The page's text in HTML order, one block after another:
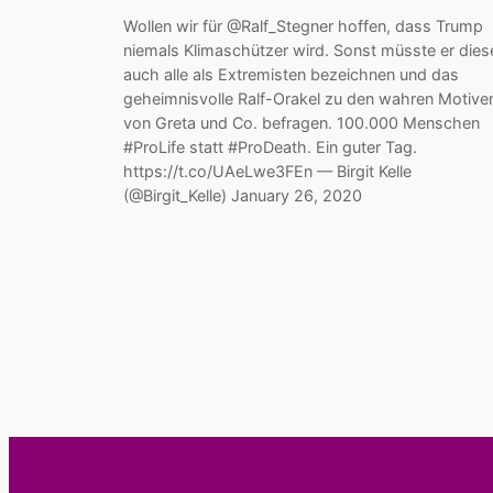
Wollen wir für @Ralf_Stegner hoffen, dass Trump
niemals Klimaschützer wird. Sonst müsste er
auch alle als Extremisten bezeichnen und das
geheimnisvolle Ralf-Orakel zu den wahren
von Greta und Co. befragen. 100.000 Menschen
#ProLife statt #ProDeath. Ein guter Tag.
https://t.co/UAeLwe3FEn — Birgit Kelle
(@Birgit_Kelle) January 26, 2020